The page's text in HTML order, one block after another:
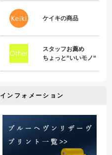
ケイキの商品
スタッフお薦め
ちょっと“いいモノ“
インフォメーション